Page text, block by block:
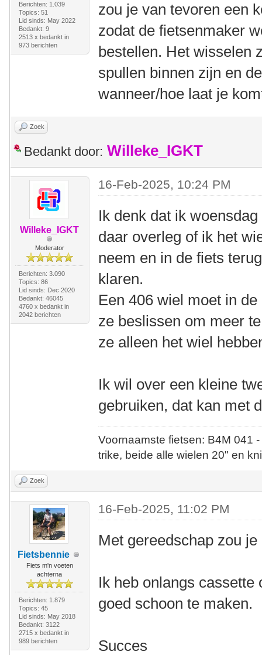
Berichten: 1.039
Topics: 51
Lid sinds: May 2022
Bedankt: 9
2513 x bedankt in
973 berichten
zou je van tevoren een
zodat de fietsenmaker
bestellen. Het wisselen
spullen binnen zijn en
wanneer/hoe laat je
Zoek
Bedankt door: Willeke_IGKT
Willeke_IGKT
Moderator
Berichten: 3.090
Topics: 86
Lid sinds: Dec 2020
Bedankt: 46045
4760 x bedankt in
2042 berichten
16-Feb-2025, 10:24 PM
Ik denk dat ik
daar overleg of ik het
neem en in de fiets
klaren.
Een 406 wiel moet in
ze beslissen om meer
ze alleen het wiel
Ik wil over een kleine
gebruiken, dat kan met
Voornaamste fietsen: B4M
trike, beide alle wielen 20" en
Zoek
Fietsbennie
Fiets m'n voeten
achterna
Berichten: 1.879
Topics: 45
Lid sinds: May 2018
Bedankt: 3122
2715 x bedankt in
989 berichten
16-Feb-2025, 11:02 PM
Met gereedschap zou
Ik heb onlangs cassette
goed schoon te maken.
Succes